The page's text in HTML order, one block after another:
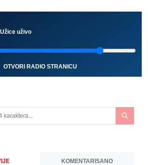
uživo
OTVORI RADIO STRANICU
KOMENTARISANO